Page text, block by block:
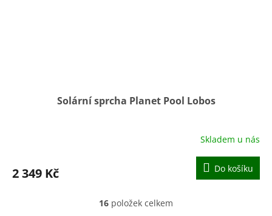
Solární sprcha Planet Pool Lobos
Skladem u nás
2 349 Kč Do košíku
O
16 položek celkem